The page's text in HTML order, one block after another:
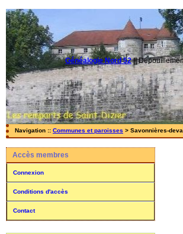
Généalogie Nord 52||
Navigation :: Communes et paroisses > Savonnières-
Accès membres
Connexion
Conditions d'accès
Contact